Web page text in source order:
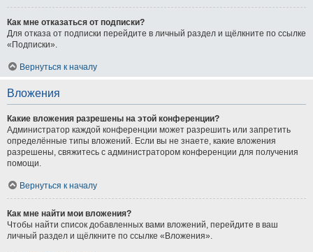
Как мне отказаться от подписки?
Для отказа от подписки перейдите в личный раздел и щёлкните по ссылке
«Подписки».
Вернуться к началу
Вложения
Какие вложения разрешены на этой конференции?
Администратор каждой конференции может разрешить или запретить
определённые типы вложений. Если вы не знаете, какие вложения
разрешены, свяжитесь с администратором конференции для получения
помощи.
Вернуться к началу
Как мне найти мои вложения?
Чтобы найти список добавленных вами вложений, перейдите в ваш
личный раздел и щёлкните по ссылке «Вложения».